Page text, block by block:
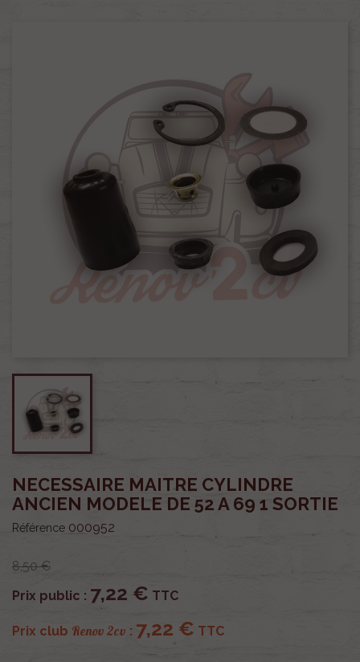
NECESSAIRE MAITRE CYLINDRE
ANCIEN MODELE DE 52 A 69 1 SORTIE
Référence 000952
8,50 €
Prix public : 7,22 € TTC
Prix club Renov 2cv : 7,22 € TTC